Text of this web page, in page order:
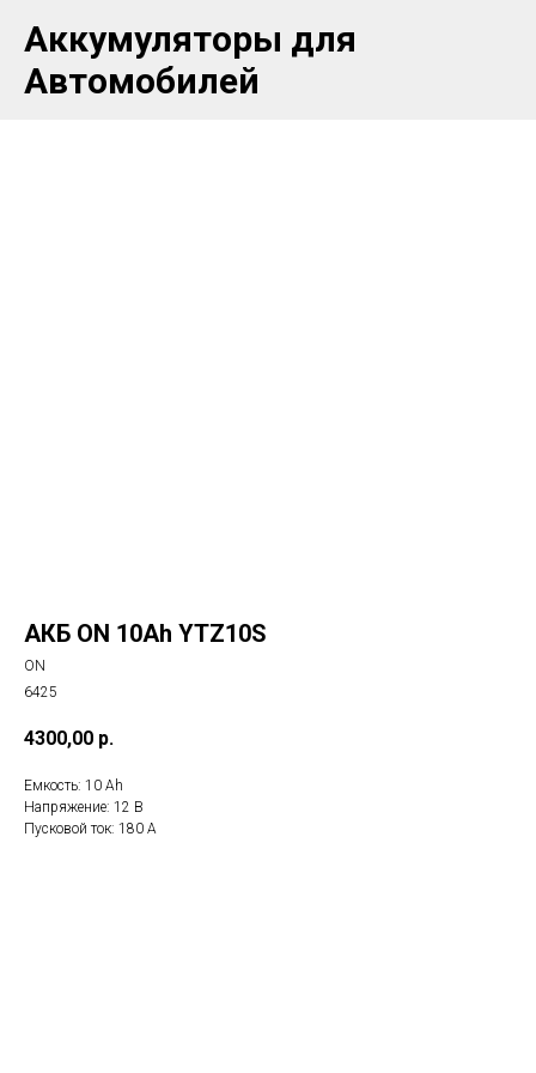
Аккумуляторы для
Автомобилей
АКБ ON 10Ah YTZ10S
ON
6425
4300,00 р.
Емкость: 10 Ah
Напряжение: 12 B
Пусковой ток: 180 A